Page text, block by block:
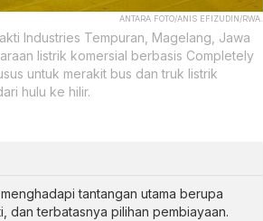
ANTARA FOTO/ANIS EFIZUDIN/RWA.
Industries Tempuran, Magelang, Jawa
listrik komersial berbasis Completely
untuk merakit bus dan truk listrik
hulu ke hilir.
tantangan utama berupa
dan terbatasnya pilihan pembiayaan.